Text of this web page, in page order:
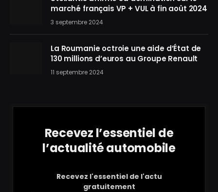
marché français VP + VUL à fin août 2024
3 septembre 2024
La Roumanie octroie une aide d’État de
130 millions d’euros au Groupe Renault
11 septembre 2024
Recevez l’essentiel de
l’actualité automobile
Recevez l'essentiel de l'actu
gratuitement